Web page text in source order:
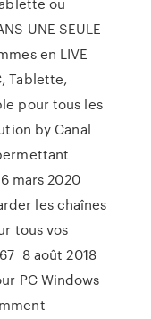
UNE SEULE
en LIVE
Tablette,
pour tous les
by Canal
mars 2020
les chaînes
tous vos
8 août 2018
PC Windows